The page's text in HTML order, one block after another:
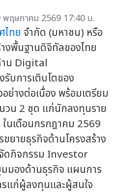
พฤษภาคม 2569 17:40 น.
ไทย จำกัด (มหาชน) หรือ
งพื้นฐานดิจิทัลของไทย
าน Digital
บการเติบโตของ
ย่างต่อเนื่อง พร้อมเตรียม
วน 2 ชุด แก่นักลงทุนราย
นเดือนกรกฎาคม 2569
ยายธุรกิจด้านโครงสร้าง
ดกิจกรรม Investor
มองด้านธุรกิจ แผนการ
แก่ผู้ลงทุนและผู้สนใจ